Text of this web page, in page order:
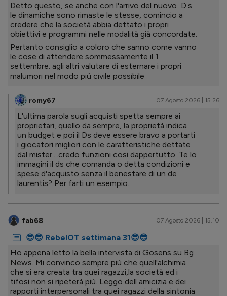
Detto questo, se anche con l'arrivo del nuovo D.s.
le dinamiche sono rimaste le stesse, comincio a
credere che la società abbia dettato i propri
obiettivi e programmi nelle modalità già concordate.
Pertanto consiglio a coloro che sanno come vanno
le cose di attendere sommessamente il 1
settembre. agli altri valutare di esternare i propri
malumori nel modo più civile possibile
romy67 07 Agosto 2026 | 15.26
L'ultima parola sugli acquisti spetta sempre ai
proprietari, quello da sempre, la proprietà indica
un budget e poi il Ds deve essere bravo a portarti
i giocatori migliori con le caratteristiche dettate
dal mister....credo funzioni cosi dappertutto. Te lo
immagini il ds che comanda o detta condizioni e
spese d'acquisto senza il benestare di un de
laurentis? Per farti un esempio.
fab68 07 Agosto 2026 | 15.10
😎😎 RebelOT settimana 31😎😎
Ho appena letto la bella intervista di Gosens su Bg
News. Mi convinco sempre più che quell'alchimia
che si era creata tra quei ragazzi,la società ed i
tifosi non si ripeterà più. Leggo dell amicizia e dei
rapporti interpersonali tra quei ragazzi della sintonia